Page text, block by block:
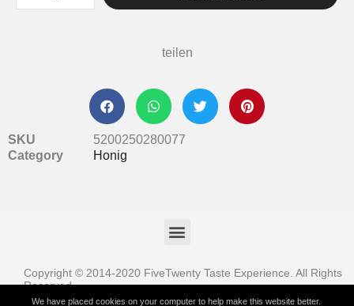
teilen
SKU
5200250280077
Category
Honig
Copyright © 2014-2020 FiveTwenty Taste Experience. All Rights
Reserved
We have placed cookies on your computer to help make this website better.